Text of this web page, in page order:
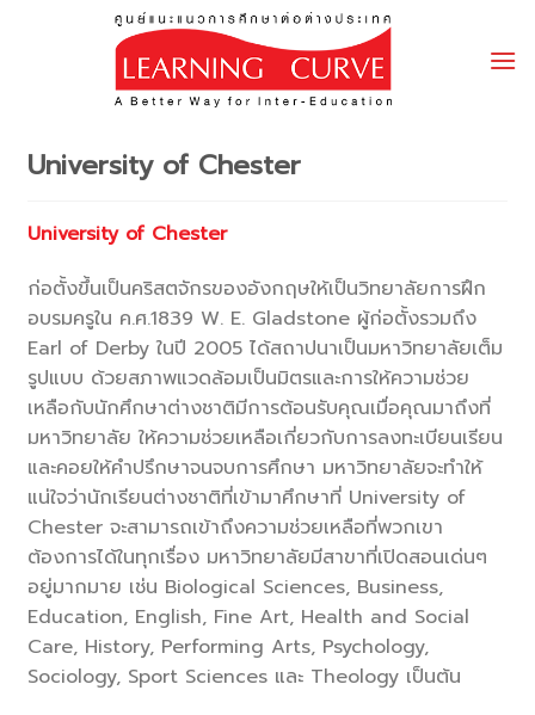
University of Chester
University of Chester
ก่อตั้งขึ้นเป็นคริสตจักรของอังกฤษให้เป็นวิทยาลัยการฝึก
อบรมครูใน ค.ศ.1839 W. E. Gladstone ผู้ก่อตั้งรวมถึง
Earl of Derby ในปี 2005 ได้สถาปนาเป็นมหาวิทยาลัยเต็ม
รูปแบบ ด้วยสภาพแวดล้อมเป็นมิตรและการให้ความช่วย
เหลือกับนักศึกษาต่างชาติมีการต้อนรับคุณเมื่อคุณมาถึงที่
มหาวิทยาลัย ให้ความช่วยเหลือเกี่ยวกับการลงทะเบียนเรียน
และคอยให้คำปรึกษาจนจบการศึกษา มหาวิทยาลัยจะทำให้
แน่ใจว่านักเรียนต่างชาติที่เข้ามาศึกษาที่ University of
Chester จะสามารถเข้าถึงความช่วยเหลือที่พวกเขา
ต้องการได้ในทุกเรื่อง มหาวิทยาลัยมีสาขาที่เปิดสอนเด่นๆ
อยู่มากมาย เช่น Biological Sciences, Business,
Education, English, Fine Art, Health and Social
Care, History, Performing Arts, Psychology,
Sociology, Sport Sciences และ Theology เป็นต้น